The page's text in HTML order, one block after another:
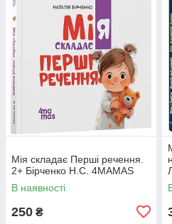
Мія складає Перші речення.
2+ Бірченко Н.С. 4MAMAS
В наявності
250 ₴